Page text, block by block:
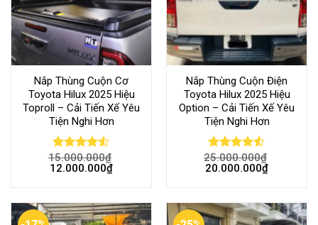
Nắp Thùng Cuộn Cơ
Toyota Hilux 2025 Hiệu
Toproll – Cải Tiến Xế Yêu
Tiện Nghi Hơn
Rated
4.50out
15.000.000₫
12.000.000₫
Nắp Thùng Cuộn Điện
Toyota Hilux 2025 Hiệu
Option – Cải Tiến Xế Yêu
Tiện Nghi Hơn
Rated4.53
out of 5
25.000.000₫
20.000.000₫